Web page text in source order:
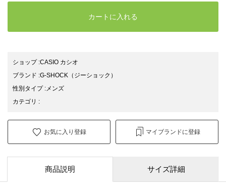
カートに入れる
ショップ:CASIO カシオ
ブランド :G-SHOCK （ジーショック）
性別タイプ: メンズ
カテゴリ :
お気に入り登録 マイブランドに登録
商品説明 サイズ詳細